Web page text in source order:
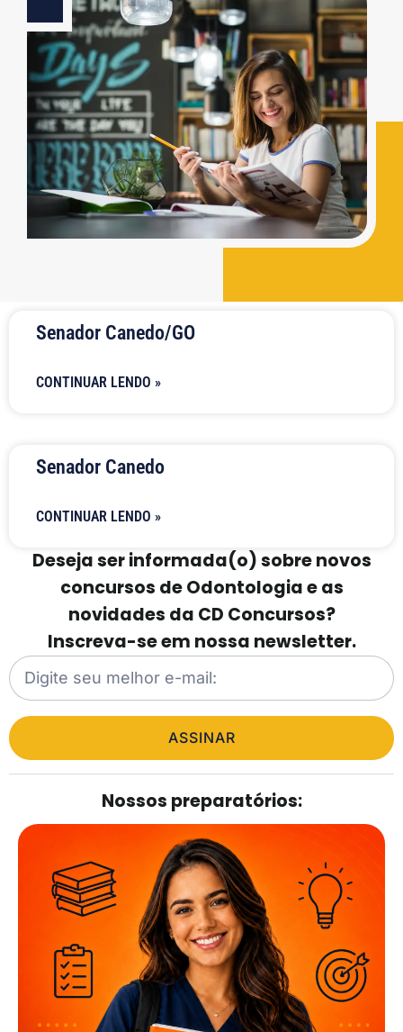
Senador Canedo/GO
CONTINUAR LENDO »
Senador Canedo
CONTINUAR LENDO »
Deseja ser informada(o) sobre novos
concursos de Odontologia e as
novidades da CD Concursos?
Inscreva-se em nossa newsletter.
ASSINAR
Nossos preparatórios: